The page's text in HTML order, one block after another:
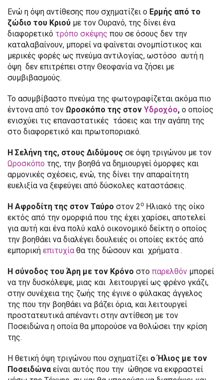
Ενώ η όψη αντίθεσης που σχηματίζει ο Ερμής από το
ζώδιο του Κριού με τον Ουρανό, της δίνει ένα
διαφορετικό τρόπο σκέψης που σε όσους δεν την
καταλαβαίνουν, μπορεί να φαίνεται σνομπίστικος και
μερικές φορές ως πνεύμα αντιλογίας, ωστόσο αυτή η
όψη δεν επιτρέπει στην Θεοφανία να ζήσει με
συμβιβασμούς.
Το ασυμβίβαστο πνεύμα της φωτογραφίζεται ακόμα πιο
έντονα από τον Ωροσκόπο της στον Υδροχόο, ο οποίος
ενισχύει τις επαναστατικές τάσεις και την αγάπη της
στο διαφορετικό και πρωτοποριακό.
Η Σελήνη της, στους Διδύμους σε όψη τριγώνου με τον
Ωροσκόπο της, την βοηθά να δημιουργεί όμορφες και
αρμονικές σχέσεις, ενώ, της δίνει την απαραίτητη
ευελιξία να ξεφεύγει από δύσκολες καταστάσεις.
Η Αφροδίτη της στον Ταύρο στον 2ο Ηλιακό της οίκο
εκτός από την ομορφιά που της έχει χαρίσει, αποτελεί
για αυτή και ένα πολύ καλό οικονομικό δείκτη ο οποίος
την βοηθάει να διαλέγει δουλειές οι οποίες εκτός από
εμπορική επιτυχία θα της δώσουν και χρήματα .
Η σύνοδος του Άρη με τον Κρόνο στο παρελθόν μπορεί
να την δυσκόλεψε, μιας και λειτουργεί ως φρένο γκάζι,
στην συνέχεια της ζωής της έγινε ο φύλακας άγγελος
της που την βοηθάει να βάζει όρια, και λειτουργεί
προστατευτικά απέναντι στην αντίθεση με τον
Ποσειδώνα η οποία θα μπορούσε να θολώσει την κρίση
της.
Η θετική όψη τριγώνου που σχηματίζει ο Ήλιος με τον
Ποσειδώνα είναι αυτός που την ώθησε να εκφραστεί